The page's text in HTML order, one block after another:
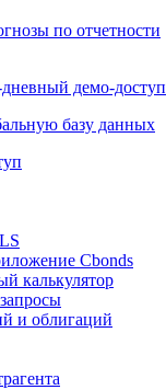
по отчетности
дневный демо-доступ
базу данных
Cbonds
калькулятор
и облигаций